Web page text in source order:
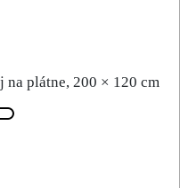
na plátne, 200 × 120 cm